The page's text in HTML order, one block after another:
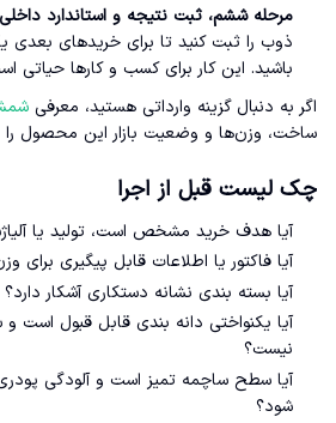
مرحله ششم، ثبت نتیجه و استاندارد
ذوب را ثبت کنید تا برای خریدهای بعدی
باشید. این کار برای کسب و کارها حیاتی
اگر به دنبال گزینه وارداتی هستید، معرفی
ساخت، وزن‌ها و وضعیت بازار این محصول را
چک لیست قبل از اجرا
آیا هدف خرید مشخص است، تولید یا
آیا فاکتور یا اطلاعات قابل پیگیری برای
آیا بسته بندی نشانه دستکاری آشکار دارد؟
آیا یکنواختی دانه بندی قابل قبول است
نیست؟
آیا سطح ساچمه تمیز است و آلودگی
شود؟